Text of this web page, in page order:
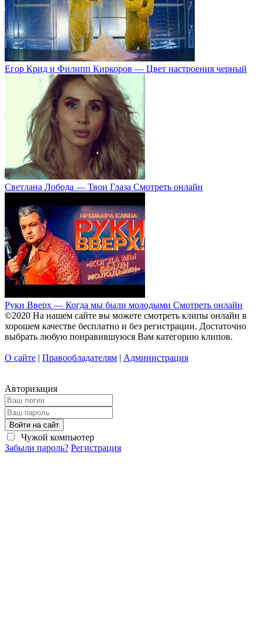
Егор Крид и Филипп Киркоров — Цвет настроения черный
Светлана Лобода — Твои Глаза Смотреть онлайн
Руки Вверх — Когда мы были молодыми Смотреть онлайн
©2020 На нашем сайте вы можете смотреть клипы онлайн в
хорошем качестве бесплатно и без регистрации. Достаточно
выбрать любую понравившуюся Вам категорию клипов.
О сайте | Правообладателям | Администрация
Авторизация
Войти на сайт
Чужой компьютер
Забыли пароль? Регистрация